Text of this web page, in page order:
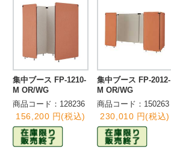
集中ブース FP-1210-
M OR/WG
商品コード：128236
156,200 円(税込)
集中ブース FP-2012-
M OR/WG
商品コード：150263
230,010 円(税込)